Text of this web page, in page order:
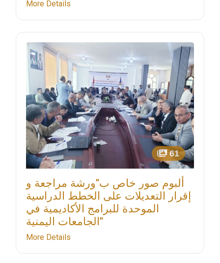
More Details
61
ألبوم صور خاص ب"ورشة مراجعة و
إقرار التعديلات على الخطط الدراسية
الموحدة للبرامج الأكاديمية في
الجامعات اليمنية"
More Details